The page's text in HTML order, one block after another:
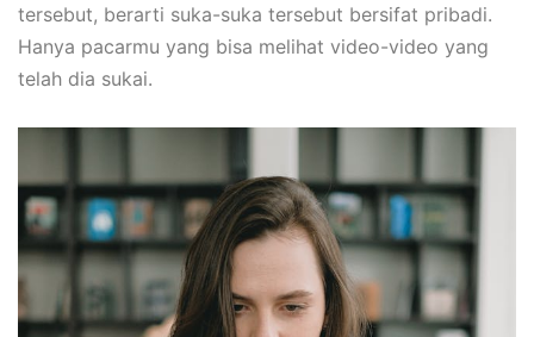
tersebut, berarti suka-suka tersebut bersifat pribadi.
Hanya pacarmu yang bisa melihat video-video yang
telah dia sukai.